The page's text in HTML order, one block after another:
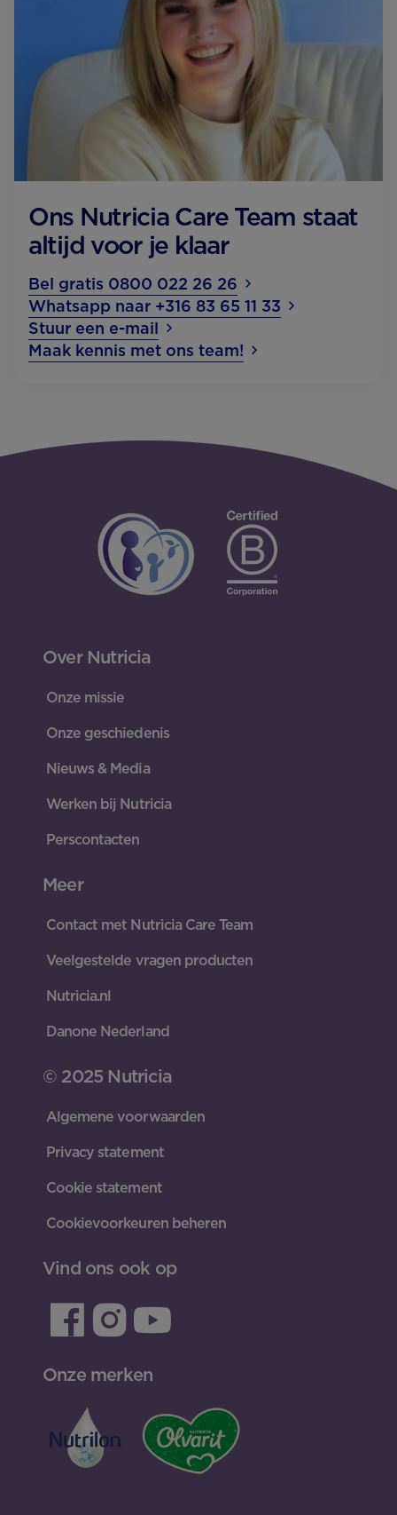
Ons Nutricia Care Team staat
altijd voor je klaar
Bel gratis 0800 022 26 26
Whatsapp naar +316 83 65 11 33
Stuur een e-mail
Maak kennis met ons team!
Over Nutricia
Onze missie
Onze geschiedenis
Nieuws & Media
Werken bij Nutricia
Perscontacten
Meer
Contact met Nutricia Care Team
Veelgestelde vragen producten
Nutricia.nl
Danone Nederland
© 2025 Nutricia
Algemene voorwaarden
Privacy statement
Cookie statement
Cookievoorkeuren beheren
Vind ons ook op
Onze merken